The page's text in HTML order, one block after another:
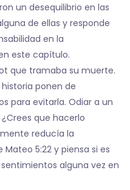
un desequilibrio en las
de ellas y responde
en la
este capítulo.
que tramaba su muerte.
ponen de
para evitarla. Odiar a un
que hacerlo
reducía la
5:22 y piensa si es
alguna vez en